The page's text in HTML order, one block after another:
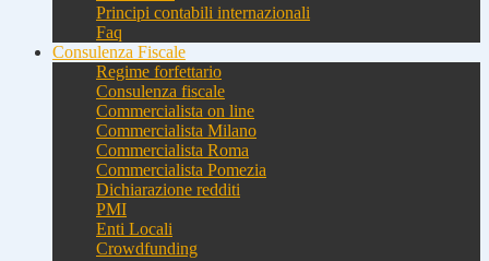
Principi contabili internazionali
Faq
Consulenza Fiscale
Regime forfettario
Consulenza fiscale
Commercialista on line
Commercialista Milano
Commercialista Roma
Commercialista Pomezia
Dichiarazione redditi
PMI
Enti Locali
Crowdfunding